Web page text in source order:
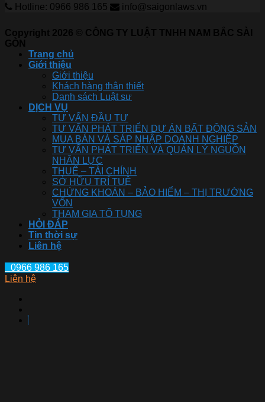
Hotline: 0966 986 165
info@saigonlaws.vn
Copyright 2026 © CÔNG TY LUẬT TNHH NAM BẮC SÀI
GÒN
Trang chủ
Giới thiệu
Giới thiệu
Khách hàng thân thiết
Danh sách Luật sư
DỊCH VỤ
TƯ VẤN ĐẦU TƯ
TƯ VẤN PHÁT TRIỂN DỰ ÁN BẤT ĐỘNG SẢN
MUA BÁN VÀ SÁP NHẬP DOANH NGHIỆP
TƯ VẤN PHÁT TRIỂN VÀ QUẢN LÝ NGUỒN
NHÂN LỰC
THUẾ – TÀI CHÍNH
SỞ HỮU TRÍ TUỆ
CHỨNG KHOÁN – BẢO HIỂM – THỊ TRƯỜNG
VỐN
THAM GIA TỐ TỤNG
HỎI ĐÁP
Tin thời sự
Liên hệ
0966 986 165
Liên hệ